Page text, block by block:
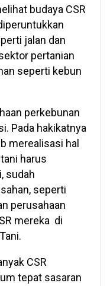
budaya CSR
jalan dan
pertanian
seperti kebun
perkebunan
Pada hakikatnya
merealisasi hal
harus
sudah
seperti
perusahaan
mereka di
CSR
tepat sasaran